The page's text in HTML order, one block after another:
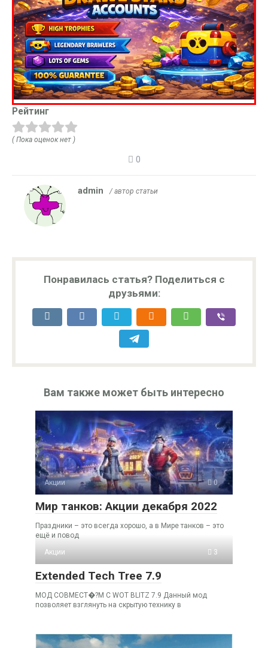
Рейтинг
( Пока оценок нет )
0
admin / автор статьи
Понравилась статья? Поделиться с
друзьями:
Вам также может быть интересно
Акции 0
Мир танков: Акции декабря 2022
Праздники – это всегда хорошо, а в Мире танков – это
ещё и повод
Акции
3
Extended Tech Tree 7.9
МОД СОВМЕСТ�?М С WOT BLITZ 7.9 Данный мод
позволяет взглянуть на скрытую технику в